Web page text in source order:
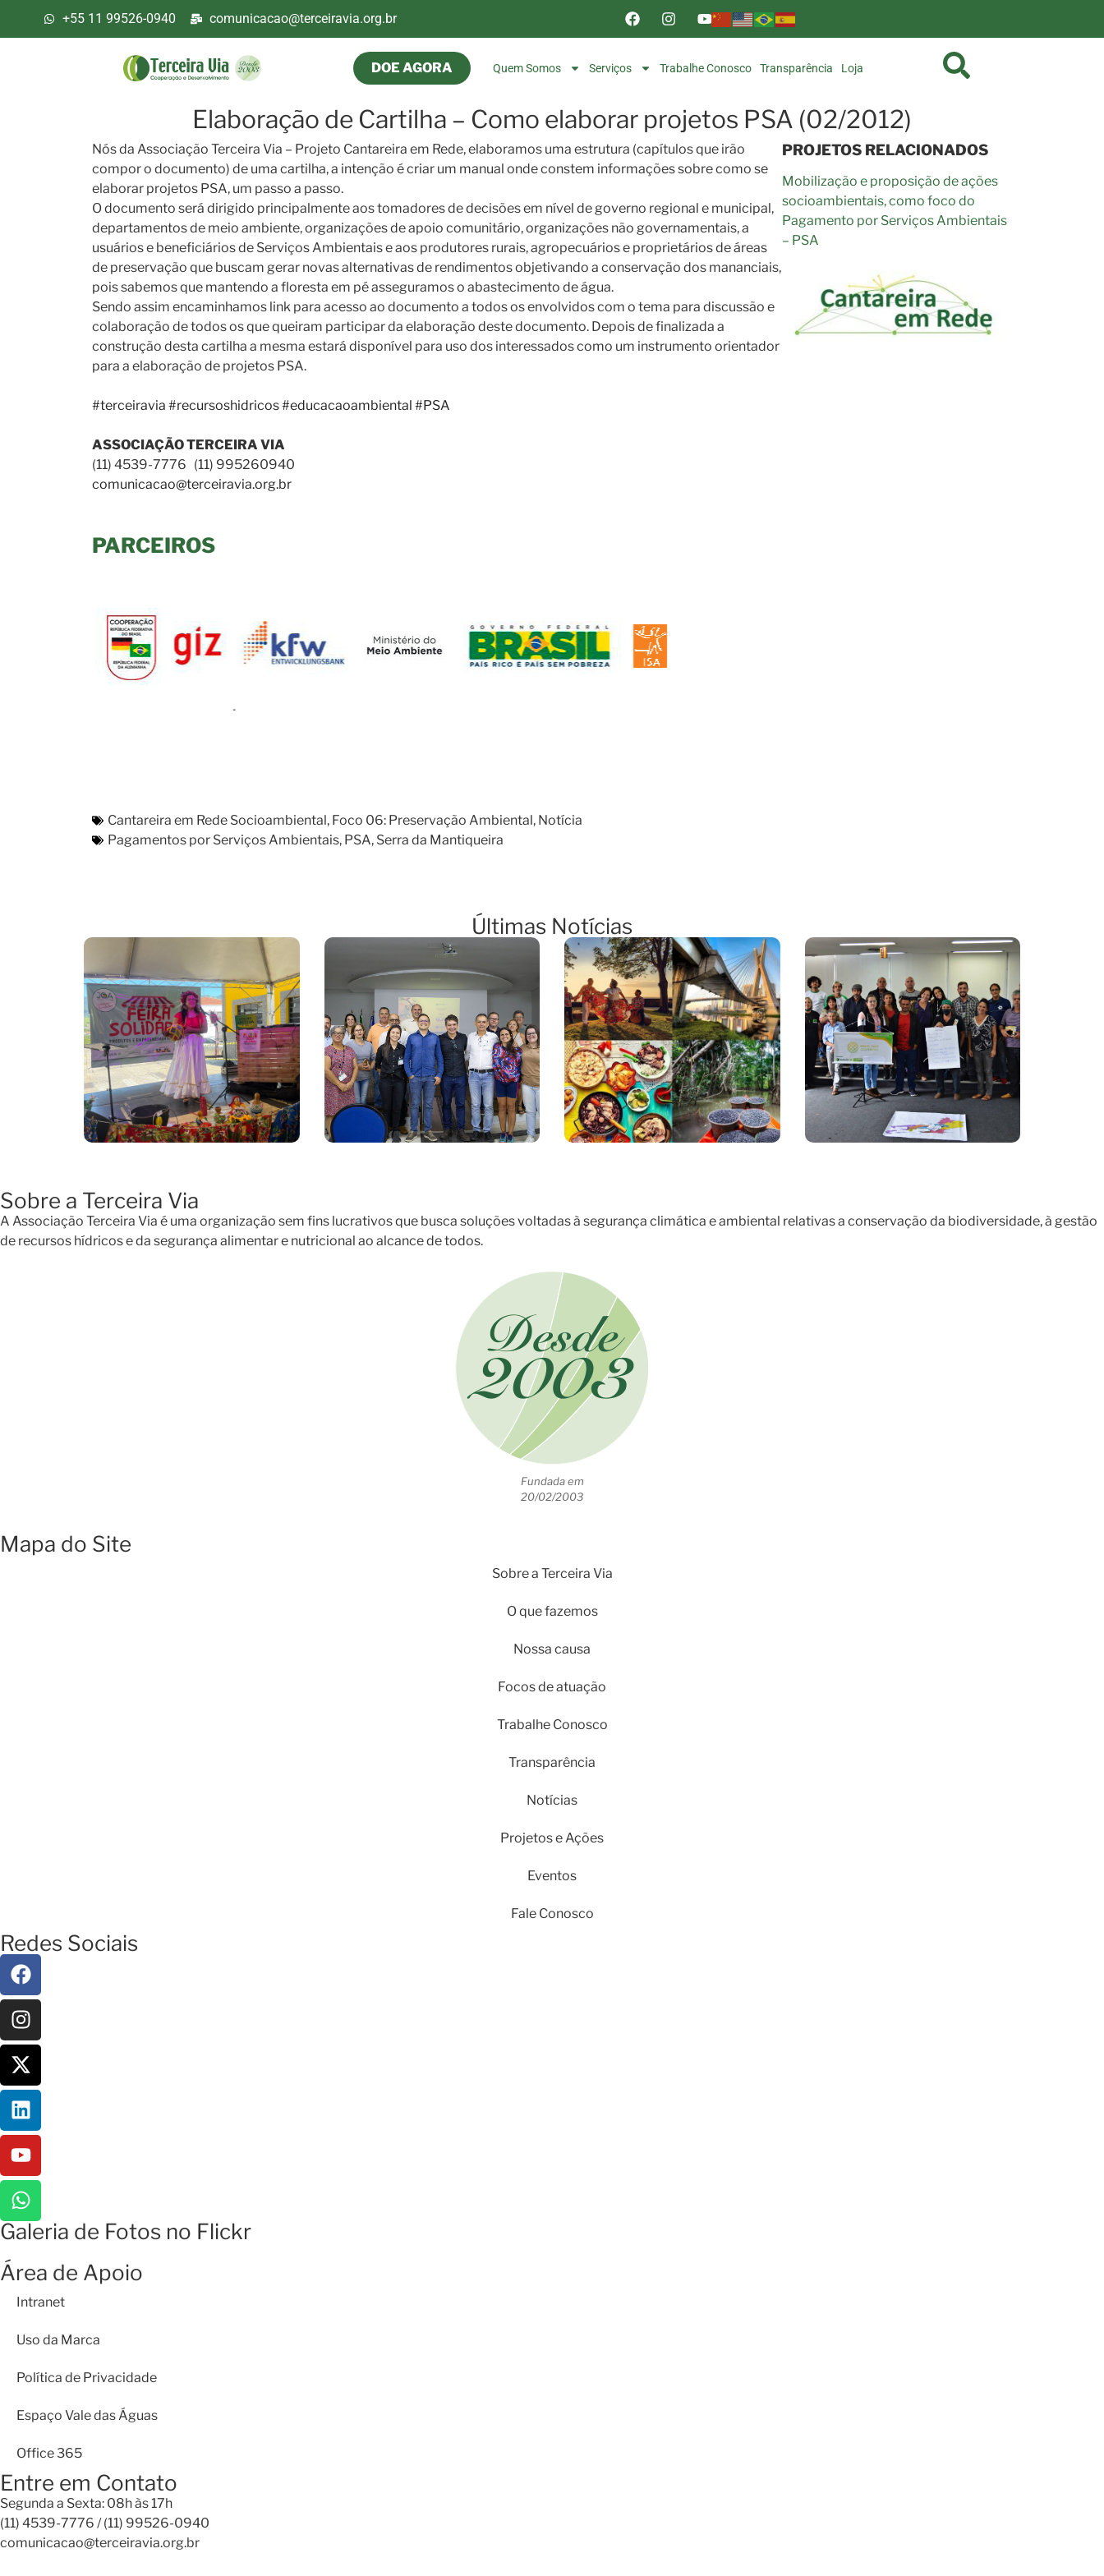
+55 11 99526-0940 comunicacao@terceiravia.org.br
DOE AGORA Quem Somos Serviços Trabalhe Conosco Transparência Loja
Elaboração de Cartilha – Como elaborar projetos PSA (02/2012)
Nós da Associação Terceira Via – Projeto Cantareira em Rede, elaboramos uma estrutura (capítulos que irão
compor o documento) de uma cartilha, a intenção é criar um manual onde constem informações sobre como se
elaborar projetos PSA, um passo a passo.
O documento será dirigido principalmente aos tomadores de decisões em nível de governo regional e municipal,
departamentos de meio ambiente, organizações de apoio comunitário, organizações não governamentais, a
usuários e beneficiários de Serviços Ambientais e aos produtores rurais, agropecuários e proprietários de áreas
de preservação que buscam gerar novas alternativas de rendimentos objetivando a conservação dos mananciais,
pois sabemos que mantendo a floresta em pé asseguramos o abastecimento de água.
Sendo assim encaminhamos link para acesso ao documento a todos os envolvidos com o tema para discussão e
colaboração de todos os que queiram participar da elaboração deste documento. Depois de finalizada a
construção desta cartilha a mesma estará disponível para uso dos interessados como um instrumento orientador
para a elaboração de projetos PSA.
#terceiravia #recursoshidricos#educacaoambiental #PSA
ASSOCIAÇÃO TERCEIRA VIA
(11) 4539-7776 (11) 995260940
comunicacao@terceiravia.org.br
PARCEIROS
PROJETOS RELACIONADOS
Mobilização e proposição de ações
socioambientais, como foco do
Pagamento por Serviços Ambientais
– PSA
Cantareira em Rede Socioambiental, Foco 06: Preservação Ambiental, Notícia
Pagamentos por Serviços Ambientais, PSA, Serra da Mantiqueira
Últimas Notícias
Feira De Produtos
Rurais E Economia
Solidária
Lançamento Do
Projeto JOA Economia
Solidária
Novas Filiais Da
Terceira Via
Reunião De
Mobilização Dos
Empreendimentos Da
Agricultura Familiar
Acontece No Rio De
Janeiro
Sobre a Terceira Via
A Associação Terceira Via é uma organização sem fins lucrativos que busca soluções voltadas à segurança climática e ambiental relativas a conservação da biodiversidade, à gestão
de recursos hídricos e da segurança alimentar e nutricional ao alcance de todos.
Fundada em
20/02/2003
Mapa do Site
Sobre a Terceira Via
O que fazemos
Nossa causa
Focos de atuação
Trabalhe Conosco
Transparência
Notícias
Projetos e Ações
Eventos
Fale Conosco
Redes Sociais
Galeria de Fotos no Flickr
Área de Apoio
Intranet
Uso da Marca
Política de Privacidade
Espaço Vale das Águas
Office 365
Entre em Contato
Segunda a Sexta: 08h às 17h
(11) 4539-7776 / (11) 99526-0940
comunicacao@terceiravia.org.br